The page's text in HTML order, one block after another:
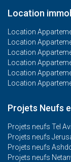
Location
Location
Location
Location
Location
Location
Location
Projets Neufs
Projets neufs Tel
Projets neufs
Projets neufs
Projets neufs